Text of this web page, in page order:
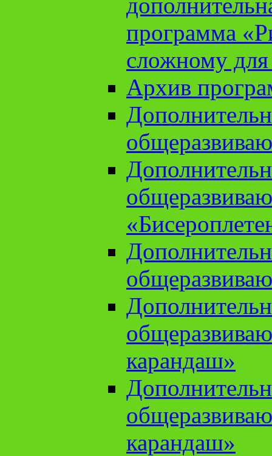
программа
сложному
Архив
карандаш»
карандаш»